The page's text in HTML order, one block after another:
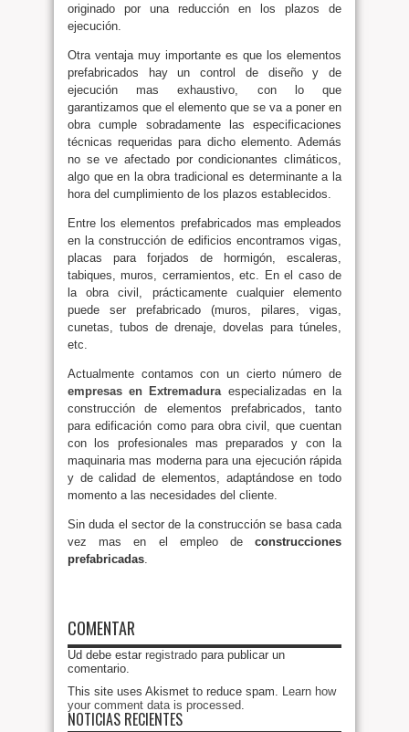
originado por una reducción en los plazos de
ejecución.
Otra ventaja muy importante es que los elementos
prefabricados hay un control de diseño y de
ejecución mas exhaustivo, con lo que
garantizamos que el elemento que se va a poner en
obra cumple sobradamente las especificaciones
técnicas requeridas para dicho elemento. Además
no se ve afectado por condicionantes climáticos,
algo que en la obra tradicional es determinante a la
hora del cumplimiento de los plazos establecidos.
Entre los elementos prefabricados mas empleados
en la construcción de edificios encontramos vigas,
placas para forjados de hormigón, escaleras,
tabiques, muros, cerramientos, etc. En el caso de
la obra civil, prácticamente cualquier elemento
puede ser prefabricado (muros, pilares, vigas,
cunetas, tubos de drenaje, dovelas para túneles,
etc.
Actualmente contamos con un cierto número de
empresas en Extremadura especializadas en la
construcción de elementos prefabricados, tanto
para edificación como para obra civil, que cuentan
con los profesionales mas preparados y con la
maquinaria mas moderna para una ejecución rápida
y de calidad de elementos, adaptándose en todo
momento a las necesidades del cliente.
Sin duda el sector de la construcción se basa cada
vez mas en el empleo de construcciones
prefabricadas
COMENTAR
Ud debe estar registrado para publicar un
comentario.
This site uses Akismet to reduce spam. Learn how
your comment data is processed
NOTICIAS RECIENTES